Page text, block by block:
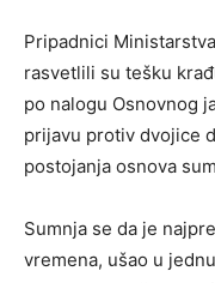
Pripadnici
rasvetlili su tešku
po nalogu Osnovnog
prijavu protiv dvojice
postojanja osnova
Sumnja se da je
vremena, ušao u